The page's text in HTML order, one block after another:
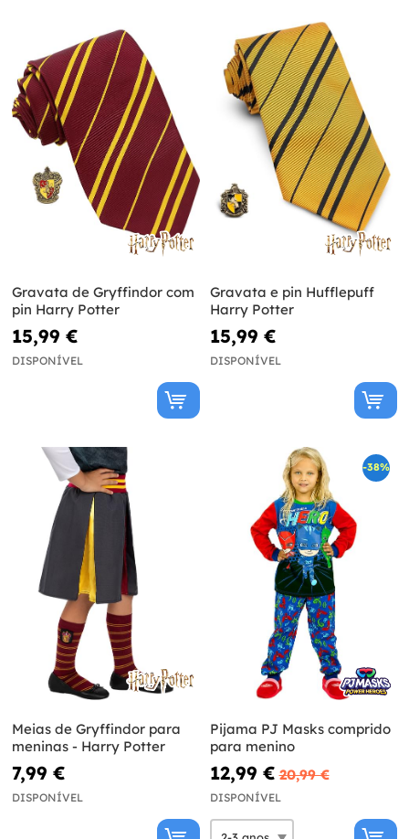
Gravata de Gryffindor com
pin Harry Potter
15,99 €
DISPONÍVEL
Gravata e pin Hufflepuff
Harry Potter
15,99 €
DISPONÍVEL
Meias de Gryffindor para
meninas - Harry Potter
7,99 €
DISPONÍVEL
-38%
Pijama PJ Masks comprido
para menino
12,99 € 20,99 €
DISPONÍVEL